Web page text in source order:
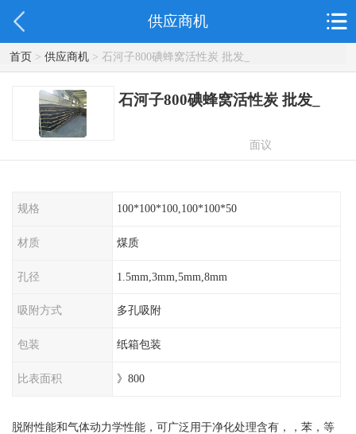
供应商机
首页> 供应商机> 石河子800碘蜂窝活性炭 批发_
石河子800碘蜂窝活性炭 批发_
面议
规格 100*100*100,100*100*50
材质 煤质
孔径 1.5mm,3mm,5mm,8mm
吸附方式 多孔吸附
包装 纸箱包装
比表面积 》800
脱附性能和气体动力学性能，可广泛用于净化处理含有，，苯，等